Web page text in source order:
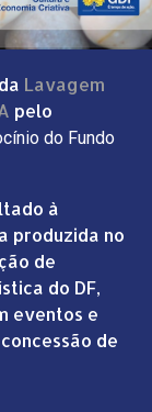
Lavagem
pelo
do Fundo
à
produzida no
de
do DF,
eventos e
de